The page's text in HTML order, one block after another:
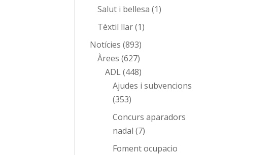
Salut i bellesa (1)
Tèxtil llar(1)
Notícies (893)
Àrees (627)
ADL(448)
Ajudes i subvencions
(353)
Concurs aparadors
nadal (7)
Foment ocupacio